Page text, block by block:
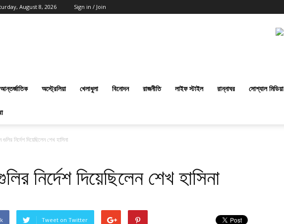
August 8, 2026 Sign in / Join
আন্তর্জাতিক অস্ট্রেলিয়া খেলাধুলা বিনোদন রাজনীতি লাইফ স্টাইল রান্নাঘর সোশ্যাল মিডিয়া
নির্দেশ দিয়েছিলেন শেখ হাসিনা
নির্দেশ দিয়েছিলেন শেখ হাসিনা
Tweet on Twitter